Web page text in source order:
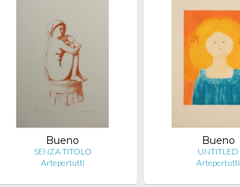
Bueno
SENZA TITOLO
Artepertutti
Bueno
UNTITLED
Artepertutti